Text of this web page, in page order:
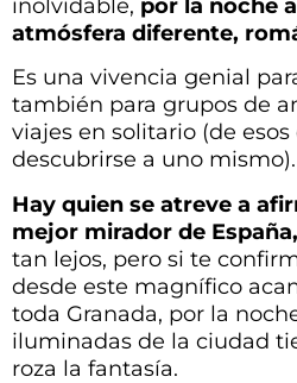
inolvidable, por la noche
atmósfera diferente,
Es una vivencia genial
también para grupos de
viajes en solitario (de
descubrirse a uno mismo).
Hay quien se atreve a
mejor mirador de España,
tan lejos, pero si te
desde este magnífico
toda Granada, por la
iluminadas de la ciudad
roza la fantasía.